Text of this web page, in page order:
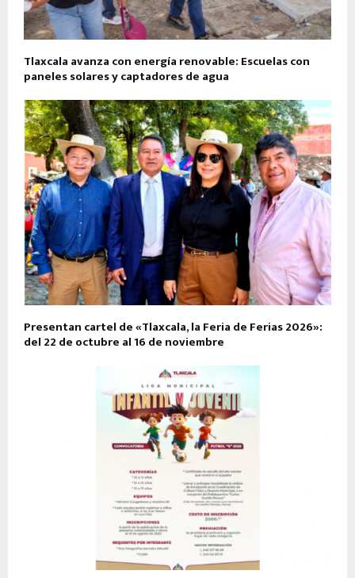
Tlaxcala avanza con energía renovable: Escuelas con
paneles solares y captadores de agua
Presentan cartel de «Tlaxcala, la Feria de Ferias 2026»:
del 22 de octubre al 16 de noviembre